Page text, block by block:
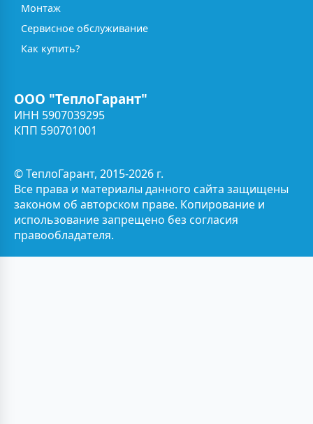
Монтаж
Сервисное обслуживание
Как купить?
ООО "ТеплоГарант"
ИНН 5907039295
КПП 590701001
© ТеплоГарант, 2015-2026 г.
Все права и материалы данного сайта защищены
законом об авторском праве. Копирование и
использование запрещено без согласия
правообладателя.